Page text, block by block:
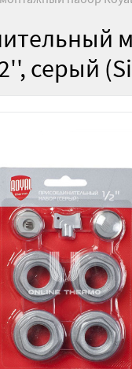
серый